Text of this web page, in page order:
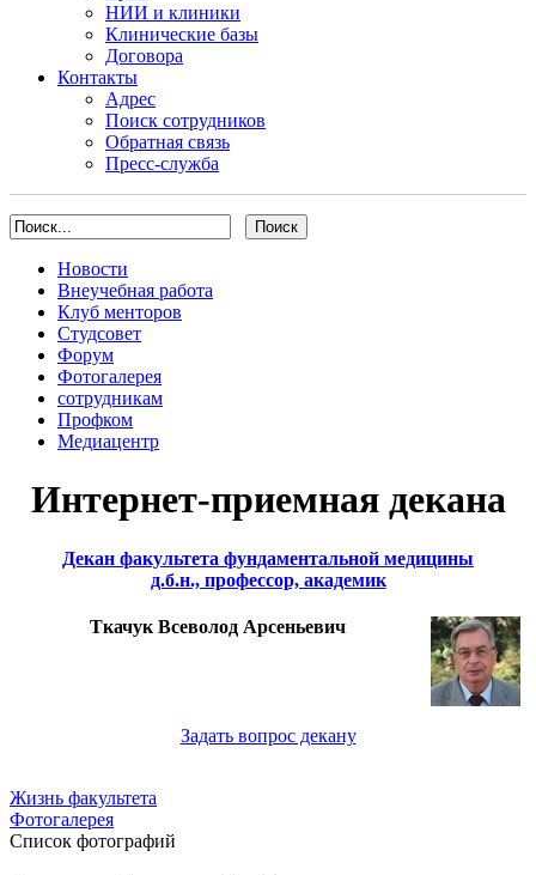
НИИ и клиники
Клинические базы
Договора
Контакты
Адрес
Поиск сотрудников
Обратная связь
Пресс-служба
Новости
Внеучебная работа
Клуб менторов
Студсовет
Форум
Фотогалерея
сотрудникам
Профком
Медиацентр
Интернет-приемная декана
Декан факультета фундаментальной медицины
д.б.н., профессор, академик
Ткачук Всеволод Арсеньевич
Задать вопрос декану
Жизнь факультета
Фотогалерея
Список фотографий